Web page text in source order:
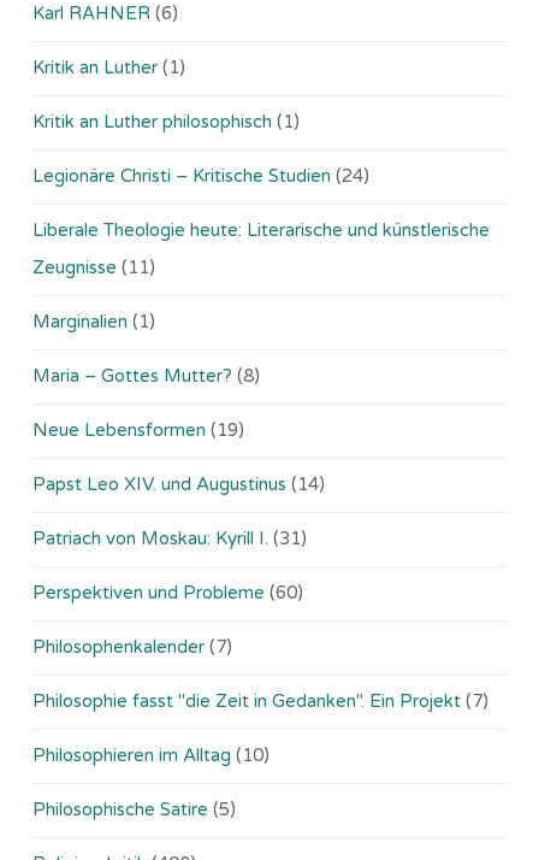
Karl RAHNER (6)
Kritik an Luther (1)
Kritik an Luther philosophisch (1)
Legionäre Christi – Kritische Studien (24)
Liberale Theologie heute: Literarische und künstlerische
Zeugnisse (11)
Marginalien (1)
Maria – Gottes Mutter? (8)
Neue Lebensformen (19)
Papst Leo XIV. und Augustinus (14)
Patriach von Moskau: Kyrill I. (31)
Perspektiven und Probleme (60)
Philosophenkalender (7)
Philosophie fasst "die Zeit in Gedanken". Ein Projekt (7)
Philosophieren im Alltag (10)
Philosophische Satire (5)